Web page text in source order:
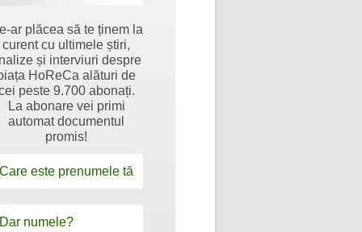
ar plăcea să te ținem la
curent cu ultimele știri,
și interviuri despre
HoReCa alături de
peste 9.700 abonați.
La abonare vei primi
automat documentul
promis!